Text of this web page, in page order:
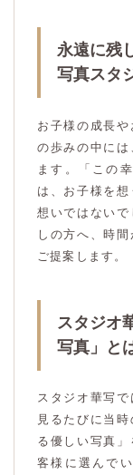
永遠に残
写真スタ
お子様の成長
の歩みの中には
ます。「この
は、お子様を
想いではない
しの方へ、時
ご提案します。
スタジオ
写真」と
スタジオ華写で
見るたびに当
る優しい写真
客様に選んで